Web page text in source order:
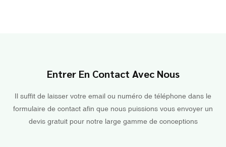
Entrer En Contact Avec Nous
Il suffit de laisser votre email ou numéro de téléphone dans le
formulaire de contact afin que nous puissions vous envoyer un
devis gratuit pour notre large gamme de conceptions